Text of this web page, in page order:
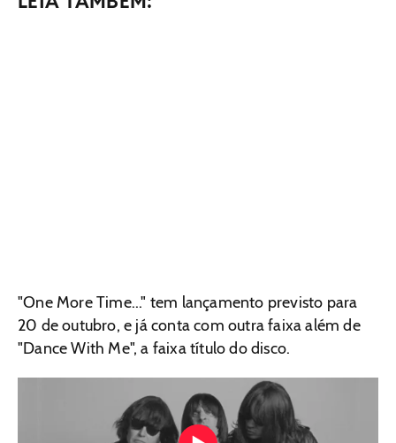
"One More Time..." tem lançamento previsto para
20 de outubro, e já conta com outra faixa além de
"Dance With Me", a faixa título do disco.